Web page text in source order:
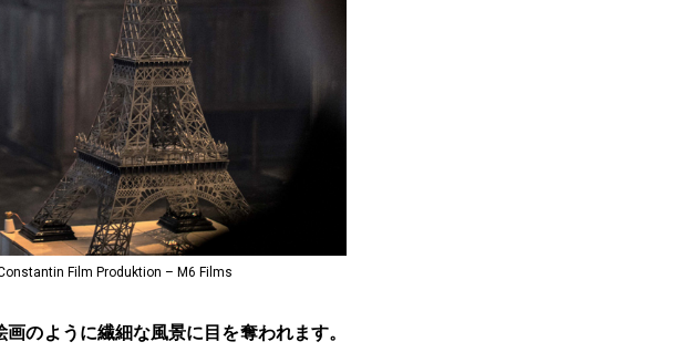
Film Produktion – M6 Films
のように繊細な風景に目を奪われます。